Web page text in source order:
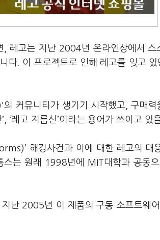
레고는 지난 2004년 온라인상에서 스
다. 이 프로젝트로 인해 레고를 잊고 있
커뮤니티가 생기기 시작했고, 구매력
‘레고 지름신’이라는 용어가 쓰이고 있
해킹사건과 이에 대한 레고의 대
는 원래 1998년에 MIT대학과 공동으
난 2005년 이 제품의 구동 소프트웨어